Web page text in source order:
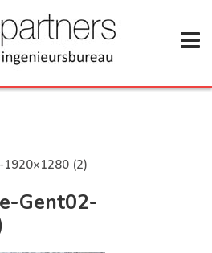
(2)
Gent02-